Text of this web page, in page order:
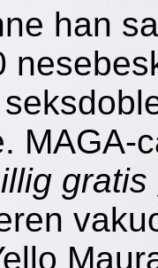
han
MAGA-